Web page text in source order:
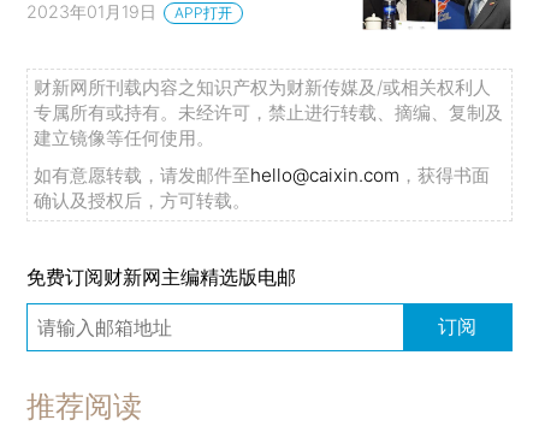
2023年01月19日 APP打开
财新网所刊载内容之知识产权为财新传媒及/或相关权利人
专属所有或持有。未经许可，禁止进行转载、摘编、复制及
建立镜像等任何使用。
如有意愿转载，请发邮件至hello@caixin.com ，获得书面
确认及授权后，方可转载。
免费订阅财新网主编精选版电邮
订阅
推荐阅读